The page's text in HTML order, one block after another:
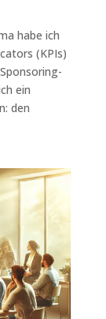
habe ich
(KPIs)
ein
den